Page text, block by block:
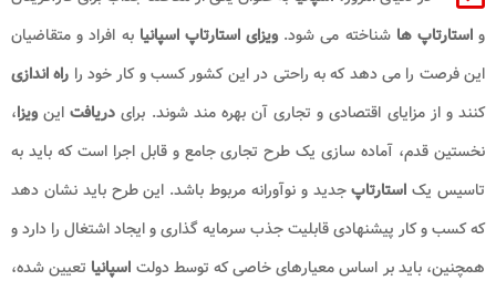
واستارتاپ هاشناخته می شود. ویزای استارتاپ اسپانیابه افراد و متقاضیان
این فرصت را می دهد که به راحتی در این کشور کسب و کار خود را راه اندازی
کنند و از مزایای اقتصادی و تجاری آن بهره مند شوند. برای دریافت این ویزا،
نخستین قدم، آماده سازی یک طرح تجاری جامع و قابل اجرا است که باید به
تاسیس یک استارتاپجدید و نوآورانه مربوط باشد. این طرح باید نشان دهد
که کسب و کار پیشنهادی قابلیت جذب سرمایه گذاری و ایجاد اشتغال را دارد و
همچنین، باید بر اساس معیارهای خاصی که توسط دولت اسپانیا تعیین شده،